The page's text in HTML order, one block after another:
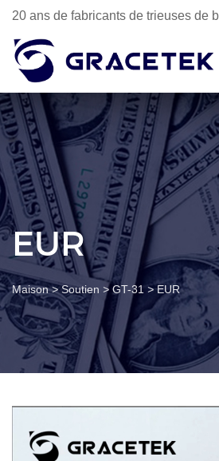
20 ans de fabricants de trieuses de
EUR
Maison > Soutien > GT-31 > EUR